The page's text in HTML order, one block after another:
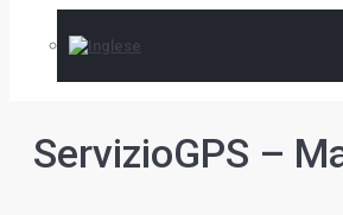
ServizioGPS –